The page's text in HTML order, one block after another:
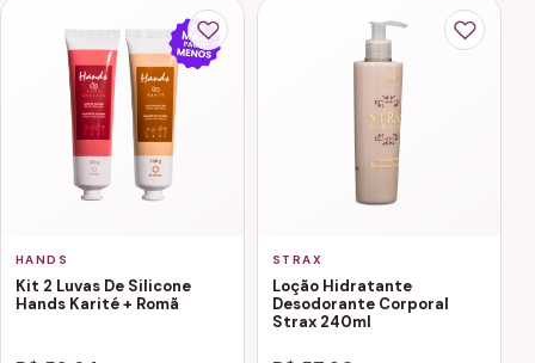
HANDS
Kit 2 Luvas De Silicone
Hands Karité + Romã
STRAX
Loção Hidratante
Desodorante Corporal
Strax 240ml